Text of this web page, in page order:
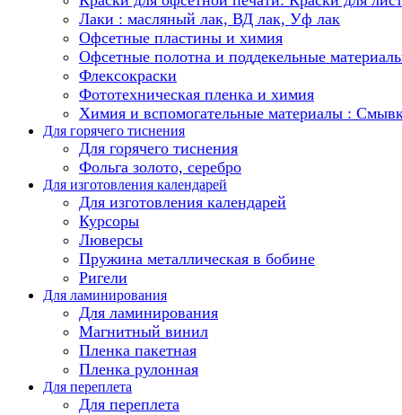
Лаки : масляный лак, ВД лак, Уф лак
Офсетные пластины и химия
Офсетные полотна и поддекельные
Флексокраски
Фототехническая пленка и химия
Химия и вспомогательные материалы :
Для горячего тиснения
Для горячего тиснения
Фольга золото, серебро
Для изготовления календарей
Для изготовления календарей
Курсоры
Люверсы
Пружина металлическая в бобине
Ригели
Для ламинирования
Для ламинирования
Магнитный винил
Пленка пакетная
Пленка рулонная
Для переплета
Для переплета